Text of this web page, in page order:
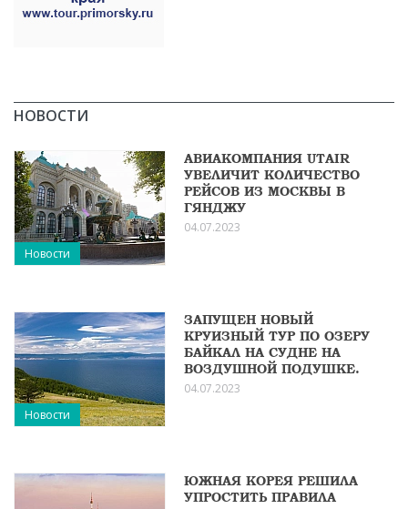
НОВОСТИ
Новости
АВИАКОМПАНИЯ UTAIR
УВЕЛИЧИТ КОЛИЧЕСТВО
РЕЙСОВ ИЗ МОСКВЫ В
ГЯНДЖУ
04.07.2023
Новости
ЗАПУЩЕН НОВЫЙ
КРУИЗНЫЙ ТУР ПО ОЗЕРУ
БАЙКАЛ НА СУДНЕ НА
ВОЗДУШНОЙ ПОДУШКЕ.
04.07.2023
ЮЖНАЯ КОРЕЯ РЕШИЛА
УПРОСТИТЬ ПРАВИЛА